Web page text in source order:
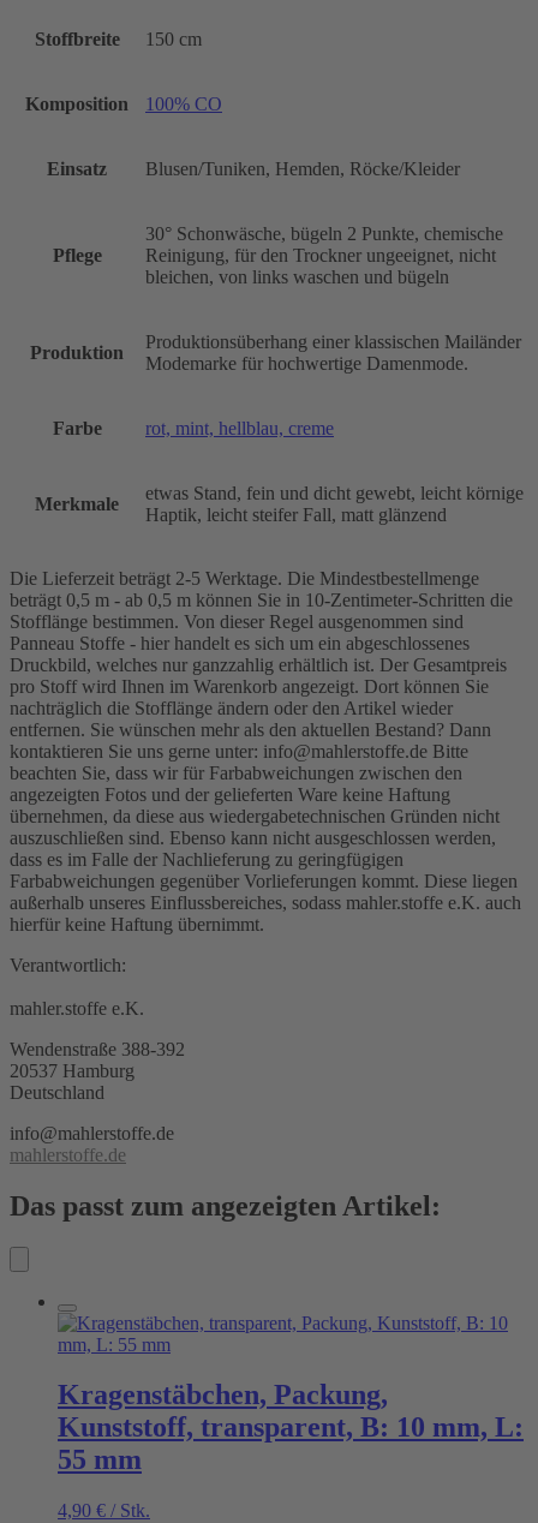
Stoffbreite 150 cm
Komposition 100% CO
Einsatz Blusen/Tuniken, Hemden, Röcke/Kleider
Pflege
30° Schonwäsche, bügeln 2 Punkte, chemische
Reinigung, für den Trockner ungeeignet, nicht
bleichen, von links waschen und bügeln
Produktion
Produktionsüberhang einer klassischen Mailänder
Modemarke für hochwertige Damenmode.
Farbe rot, mint, hellblau, creme
Merkmale
etwas Stand, fein und dicht gewebt, leicht körnige
Haptik, leicht steifer Fall, matt glänzend
Die Lieferzeit beträgt 2-5 Werktage. Die Mindestbestellmenge
beträgt 0,5 m - ab 0,5 m können Sie in 10-Zentimeter-Schritten die
Stofflänge bestimmen. Von dieser Regel ausgenommen sind
Panneau Stoffe - hier handelt es sich um ein abgeschlossenes
Druckbild, welches nur ganzzahlig erhältlich ist. Der Gesamtpreis
pro Stoff wird Ihnen im Warenkorb angezeigt. Dort können Sie
nachträglich die Stofflänge ändern oder den Artikel wieder
entfernen. Sie wünschen mehr als den aktuellen Bestand? Dann
kontaktieren Sie uns gerne unter: info@mahlerstoffe.de Bitte
beachten Sie, dass wir für Farbabweichungen zwischen den
angezeigten Fotos und der gelieferten Ware keine Haftung
übernehmen, da diese aus wiedergabetechnischen Gründen nicht
auszuschließen sind. Ebenso kann nicht ausgeschlossen werden,
dass es im Falle der Nachlieferung zu geringfügigen
Farbabweichungen gegenüber Vorlieferungen kommt. Diese liegen
außerhalb unseres Einflussbereiches, sodass mahler.stoffe e.K. auch
hierfür keine Haftung übernimmt.
Verantwortlich:
mahler.stoffe e.K.
Wendenstraße 388-392
20537 Hamburg
Deutschland
info@mahlerstoffe.de
mahlerstoffe.de
Das passt zum angezeigten Artikel:
Kragenstäbchen, Packung,
Kunststoff, transparent, B: 10 mm, L:
55 mm
4,90 € / Stk.